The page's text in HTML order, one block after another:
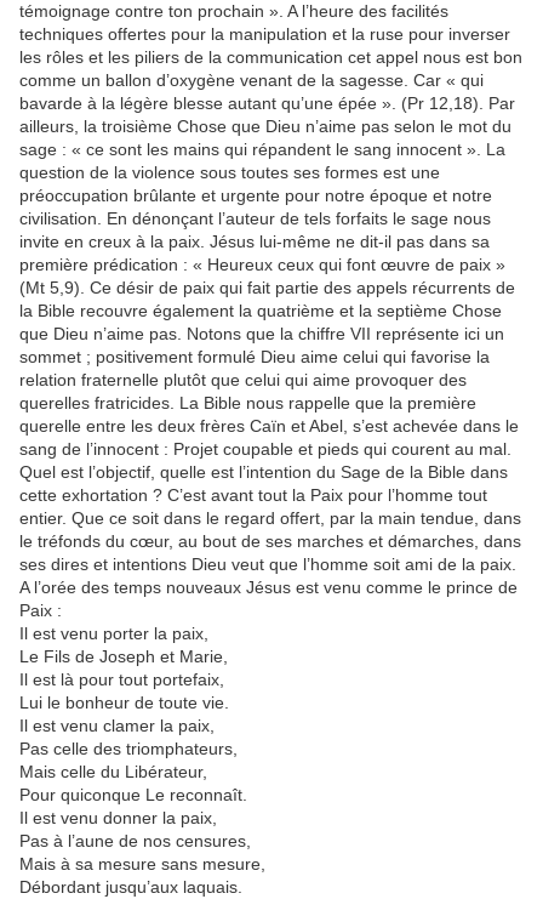
témoignage contre ton prochain ». A l’heure des facilités
techniques offertes pour la manipulation et la ruse pour inverser
les rôles et les piliers de la communication cet appel nous est bon
comme un ballon d’oxygène venant de la sagesse. Car « qui
bavarde à la légère blesse autant qu’une épée ». (Pr 12,18). Par
ailleurs, la troisième Chose que Dieu n’aime pas selon le mot du
sage : « ce sont les mains qui répandent le sang innocent ». La
question de la violence sous toutes ses formes est une
préoccupation brûlante et urgente pour notre époque et notre
civilisation. En dénonçant l’auteur de tels forfaits le sage nous
invite en creux à la paix. Jésus lui-même ne dit-il pas dans sa
première prédication : « Heureux ceux qui font œuvre de paix »
(Mt 5,9). Ce désir de paix qui fait partie des appels récurrents de
la Bible recouvre également la quatrième et la septième Chose
que Dieu n’aime pas. Notons que la chiffre VII représente ici un
sommet ; positivement formulé Dieu aime celui qui favorise la
relation fraternelle plutôt que celui qui aime provoquer des
querelles fratricides. La Bible nous rappelle que la première
querelle entre les deux frères Caïn et Abel, s’est achevée dans le
sang de l’innocent : Projet coupable et pieds qui courent au mal.
Quel est l’objectif, quelle est l’intention du Sage de la Bible dans
cette exhortation ? C’est avant tout la Paix pour l’homme tout
entier. Que ce soit dans le regard offert, par la main tendue, dans
le tréfonds du cœur, au bout de ses marches et démarches, dans
ses dires et intentions Dieu veut que l’homme soit ami de la paix.
A l’orée des temps nouveaux Jésus est venu comme le prince de
Paix :
Il est venu porter la paix,
Le Fils de Joseph et Marie,
Il est là pour tout portefaix,
Lui le bonheur de toute vie.
Il est venu clamer la paix,
Pas celle des triomphateurs,
Mais celle du Libérateur,
Pour quiconque Le reconnaît.
Il est venu donner la paix,
Pas à l’aune de nos censures,
Mais à sa mesure sans mesure,
Débordant jusqu’aux laquais.